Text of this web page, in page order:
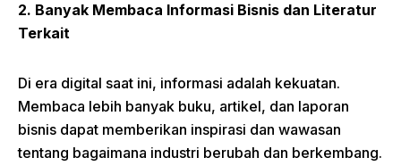
2. Banyak Membaca Informasi Bisnis dan Literatur
Terkait
Di era digital saat ini, informasi adalah kekuatan.
Membaca lebih banyak buku, artikel, dan laporan
bisnis dapat memberikan inspirasi dan wawasan
tentang bagaimana industri berubah dan berkembang.